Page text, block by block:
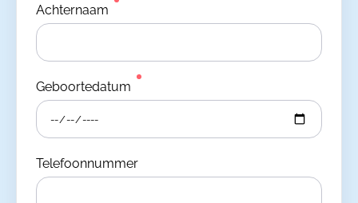
Achternaam
Geboortedatum
Telefoonnummer